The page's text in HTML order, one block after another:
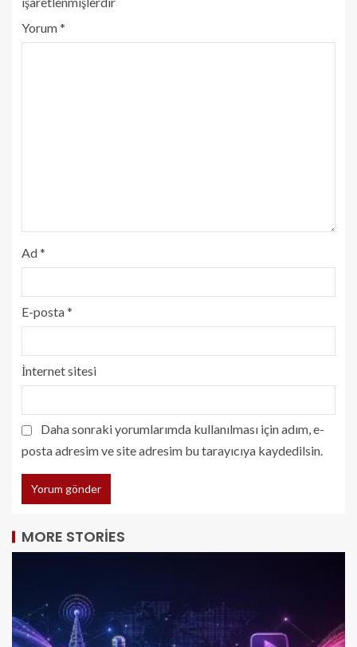
Yorum*
Ad*
E-posta*
İnternet sitesi
Daha sonraki yorumlarımda kullanılması için adım, e-
posta adresim ve site adresim bu tarayıcıya kaydedilsin.
MORE STORIES